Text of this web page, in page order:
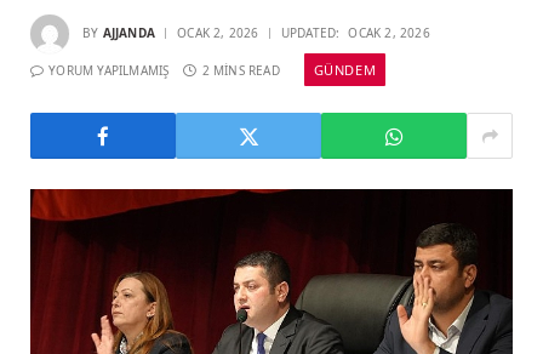
BY AJJANDA OCAK 2, 2026 UPDATED: OCAK 2, 2026
YORUM YAPILMAMIŞ 2 MINS READ GÜNDEM